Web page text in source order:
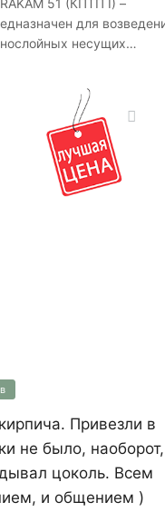
51 (КПТП I) –
для
несущих
Сопротивление
стен из этого
отвечает
нормам и
уйти от
Привезли в
не было, наоборот,
цоколь. Всем
и общением )